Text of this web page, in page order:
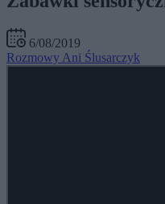
6/08/2019
Rozmowy Ani Ślusarczyk